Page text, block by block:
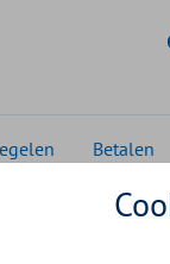
Betalen
dan je